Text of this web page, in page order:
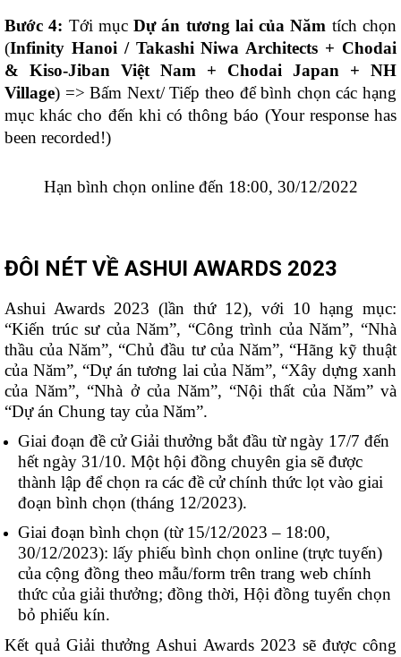
Bước 4: Tới mụcDự án tương lai của Năm tích chọn
(Infinity Hanoi / Takashi Niwa Architects + Chodai
& Kiso-Jiban Việt Nam + Chodai Japan + NH
Village) => Bấm Next/ Tiếp theo để bình chọn các hạng
mục khác cho đến khi có thông báo (Your response has
been recorded!)
Hạn bình chọn online đến 18:00, 30/12/2022
ĐÔI NÉT VỀ ASHUI AWARDS 2023
Ashui Awards 2023 (lần thứ 12), với 10 hạng mục:
“Kiến trúc sư của Năm”, “Công trình của Năm”, “Nhà
thầu của Năm”, “Chủ đầu tư của Năm”, “Hãng kỹ thuật
của Năm”, “Dự án tương lai của Năm”, “Xây dựng xanh
của Năm”, “Nhà ở của Năm”, “Nội thất của Năm” và
“Dự án Chung tay của Năm”.
Giai đoạn đề cử Giải thưởng bắt đầu từ ngày 17/7 đến
hết ngày 31/10. Một hội đồng chuyên gia sẽ được
thành lập để chọn ra các đề cử chính thức lọt vào giai
đoạn bình chọn (tháng 12/2023).
Giai đoạn bình chọn (từ 15/12/2023 – 18:00,
30/12/2023): lấy phiếu bình chọn online (trực tuyến)
của cộng đồng theo mẫu/form trên trang web chính
thức của giải thưởng; đồng thời, Hội đồng tuyển chọn
bỏ phiếu kín.
Kết quả Giải thưởng Ashui Awards 2023 sẽ được công